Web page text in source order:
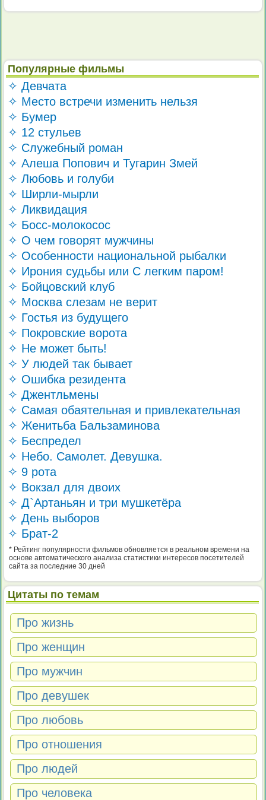
Популярные фильмы
✧ Девчата
✧ Место встречи изменить нельзя
✧ Бумер
✧ 12 стульев
✧ Служебный роман
✧ Алеша Попович и Тугарин Змей
✧ Любовь и голуби
✧ Ширли-мырли
✧ Ликвидация
✧ Босс-молокосос
✧ О чем говорят мужчины
✧ Особенности национальной рыбалки
✧ Ирония судьбы или С легким паром!
✧ Бойцовский клуб
✧ Москва слезам не верит
✧ Гостья из будущего
✧ Покровские ворота
✧ Не может быть!
✧ У людей так бывает
✧ Ошибка резидента
✧ Джентльмены
✧ Самая обаятельная и привлекательная
✧ Женитьба Бальзаминова
✧ Беспредел
✧ Небо. Самолет. Девушка.
✧ 9 рота
✧ Вокзал для двоих
✧ Д`Артаньян и три мушкетёра
✧ День выборов
✧ Брат-2
* Рейтинг популярности фильмов обновляется в реальном времени на
основе автоматического анализа статистики интересов посетителей
сайта за последние 30 дней
Цитаты по темам
Про жизнь
Про женщин
Про мужчин
Про девушек
Про любовь
Про отношения
Про людей
Про человека